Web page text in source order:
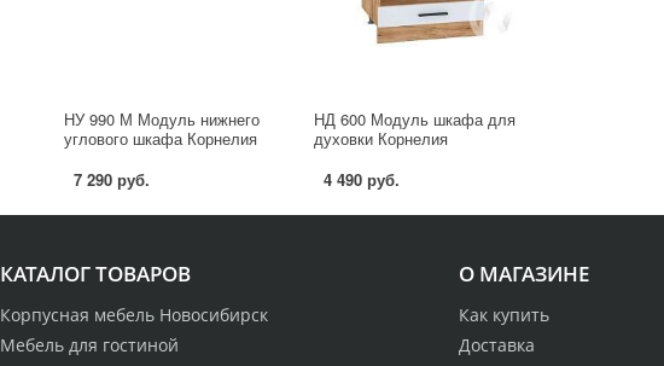
НУ 990 М Модуль нижнего
углового шкафа Корнелия
7 290 руб.
НД 600 Модуль шкафа для
духовки Корнелия
4 490 руб.
О МАГАЗИНЕ
Как купить
Доставка
КАТАЛОГ ТОВАРОВ
Корпусная мебель Новосибирск
Мебель для гостиной